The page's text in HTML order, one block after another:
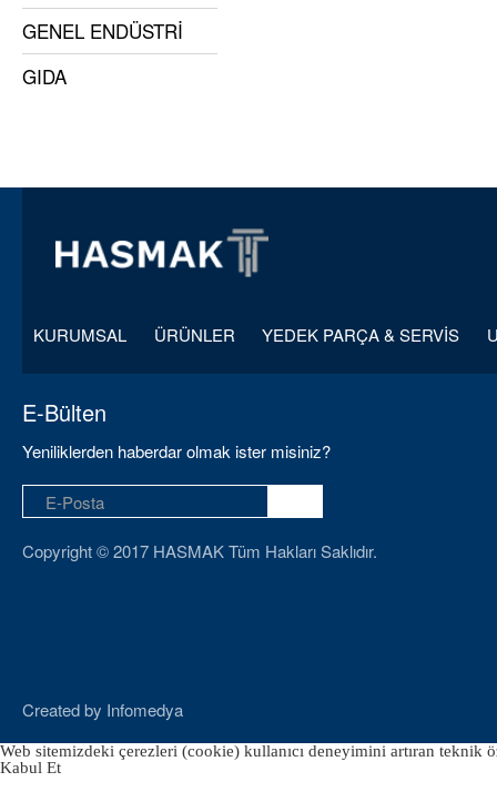
GENEL ENDÜSTRİ
GIDA
KURUMSAL ÜRÜNLER YEDEK PARÇA & SERVİS
E-Bülten
Yeniliklerden haberdar olmak ister misiniz?
Copyright © 2017 HASMAK Tüm Hakları Saklıdır.
Created by Infomedya
Web sitemizdeki çerezleri (cookie) kullanıcı deneyimini artıran
Kabul Et